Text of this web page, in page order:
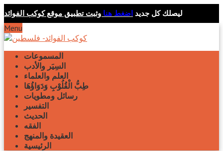
ليصلك كل جديد اضغط هنا وثبت تطبيق موقع كوكب الفوائد
Menu
المسموعات
السِيَر والأدب
العلم والعلماء
طِبُّ الْقُلُوْبِ وَدَوَاؤُهَا
رسائل ومطويات
التفسير
الحديث
الفقه
العقيدة والمنهج
الرئيسية